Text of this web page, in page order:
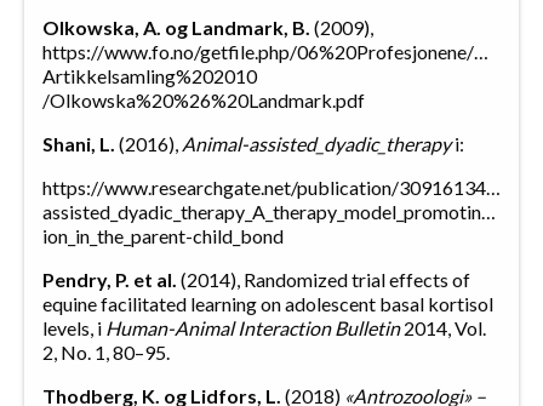
Olkowska, A. og Landmark, B. (2009),
https://www.fo.no/getfile.php/06%20Profesjonene/
Artikkelsamling%202010
/Olkowska%20%26%20Landmark.pdf
Shani, L. (2016), Animal-assisted_dyadic_therapyi:
https://www.researchgate.net/publication/
ion_in_the_parent-child_bond
Pendry, P. et al. (2014), Randomized trial effects of
equine facilitated learning on adolescent basal kortisol
levels, i Human-Animal Interaction Bulletin2014, Vol.
2, No. 1, 80–95.
Thodberg, K. og Lidfors, L. (2018) «Antrozoologi» –